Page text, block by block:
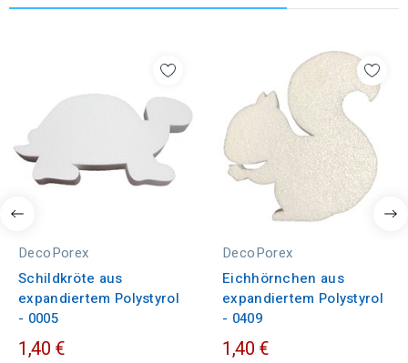
DecoPorex
Schildkröte aus
expandiertem Polystyrol
- 0005
1,40 €
DecoPorex
Eichhörnchen aus
expandiertem Polystyrol
- 0409
1,40 €